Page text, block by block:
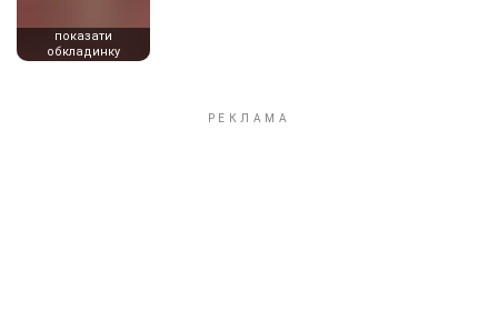
показати
обкладинку